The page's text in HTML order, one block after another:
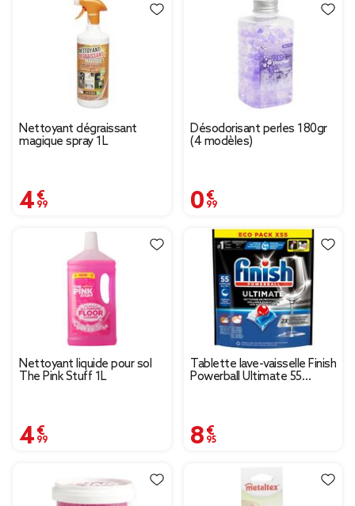
Nettoyant dégraissant
magique spray 1L
4,99 €
Désodorisant perles 180gr
(4 modèles)
0,99 €
Nettoyant liquide pour sol
The Pink Stuff 1L
4,99 €
Tablette lave-vaisselle Finish
Powerball Ultimate 55
8,95 €